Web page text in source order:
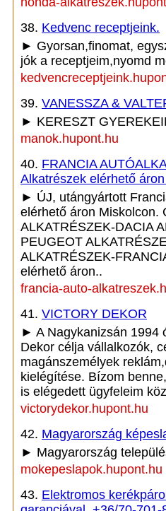
38. Kedvenc receptjeink.
► Gyorsan,finomat,
jók a receptjeim,nyomd
39. VANESSZA &
► KERESZT
manok.hupont.hu
40. FRANCIA
Alkatrészek elérhető
► ÚJ, utángyártott
elérhető áron Miskolcon.
ALKATRÉSZEK-DACIA
PEUGEOT
ALKATRÉSZEK-
elérhető áron..
francia-auto-
41. VICTORY DEKOR
► A Nagykanizsán 1994
Dekor célja vállalkozók,
magánszemélyek
kielégítése. Bízom
is elégedett ügyfeleim
victorydekor.hupont.hu
42. Magyarország
► Magyarország
mokepeslapok.hupont.hu
43. Elektromos